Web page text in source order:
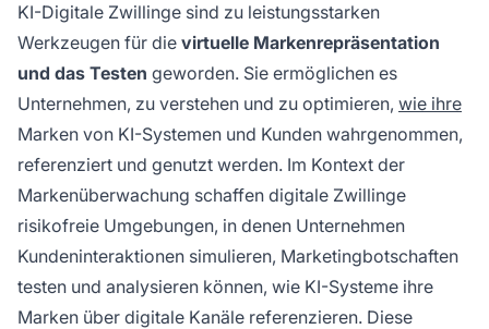
KI-Digitale Zwillinge sind zu leistungsstarken
Werkzeugen für die virtuelle Markenrepräsentation
und das Testen geworden. Sie ermöglichen es
Unternehmen, zu verstehen und zu optimieren, wie ihre
Marken von KI-Systemen und Kunden wahrgenommen,
referenziert und genutzt werden. Im Kontext der
Markenüberwachung schaffen digitale Zwillinge
risikofreie Umgebungen, in denen Unternehmen
Kundeninteraktionen simulieren, Marketingbotschaften
testen und analysieren können, wie KI-Systeme ihre
Marken über digitale Kanäle referenzieren. Diese